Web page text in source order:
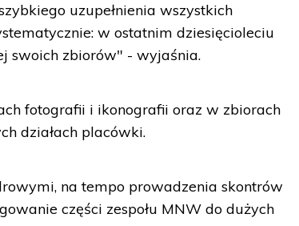
uzupełnienia wszystkich
w ostatnim dziesięcioleciu
swoich zbiorów" - wyjaśnia.
fotografii i ikonografii oraz w zbiorach
działach placówki.
na tempo prowadzenia skontrów
części zespołu MNW do dużych